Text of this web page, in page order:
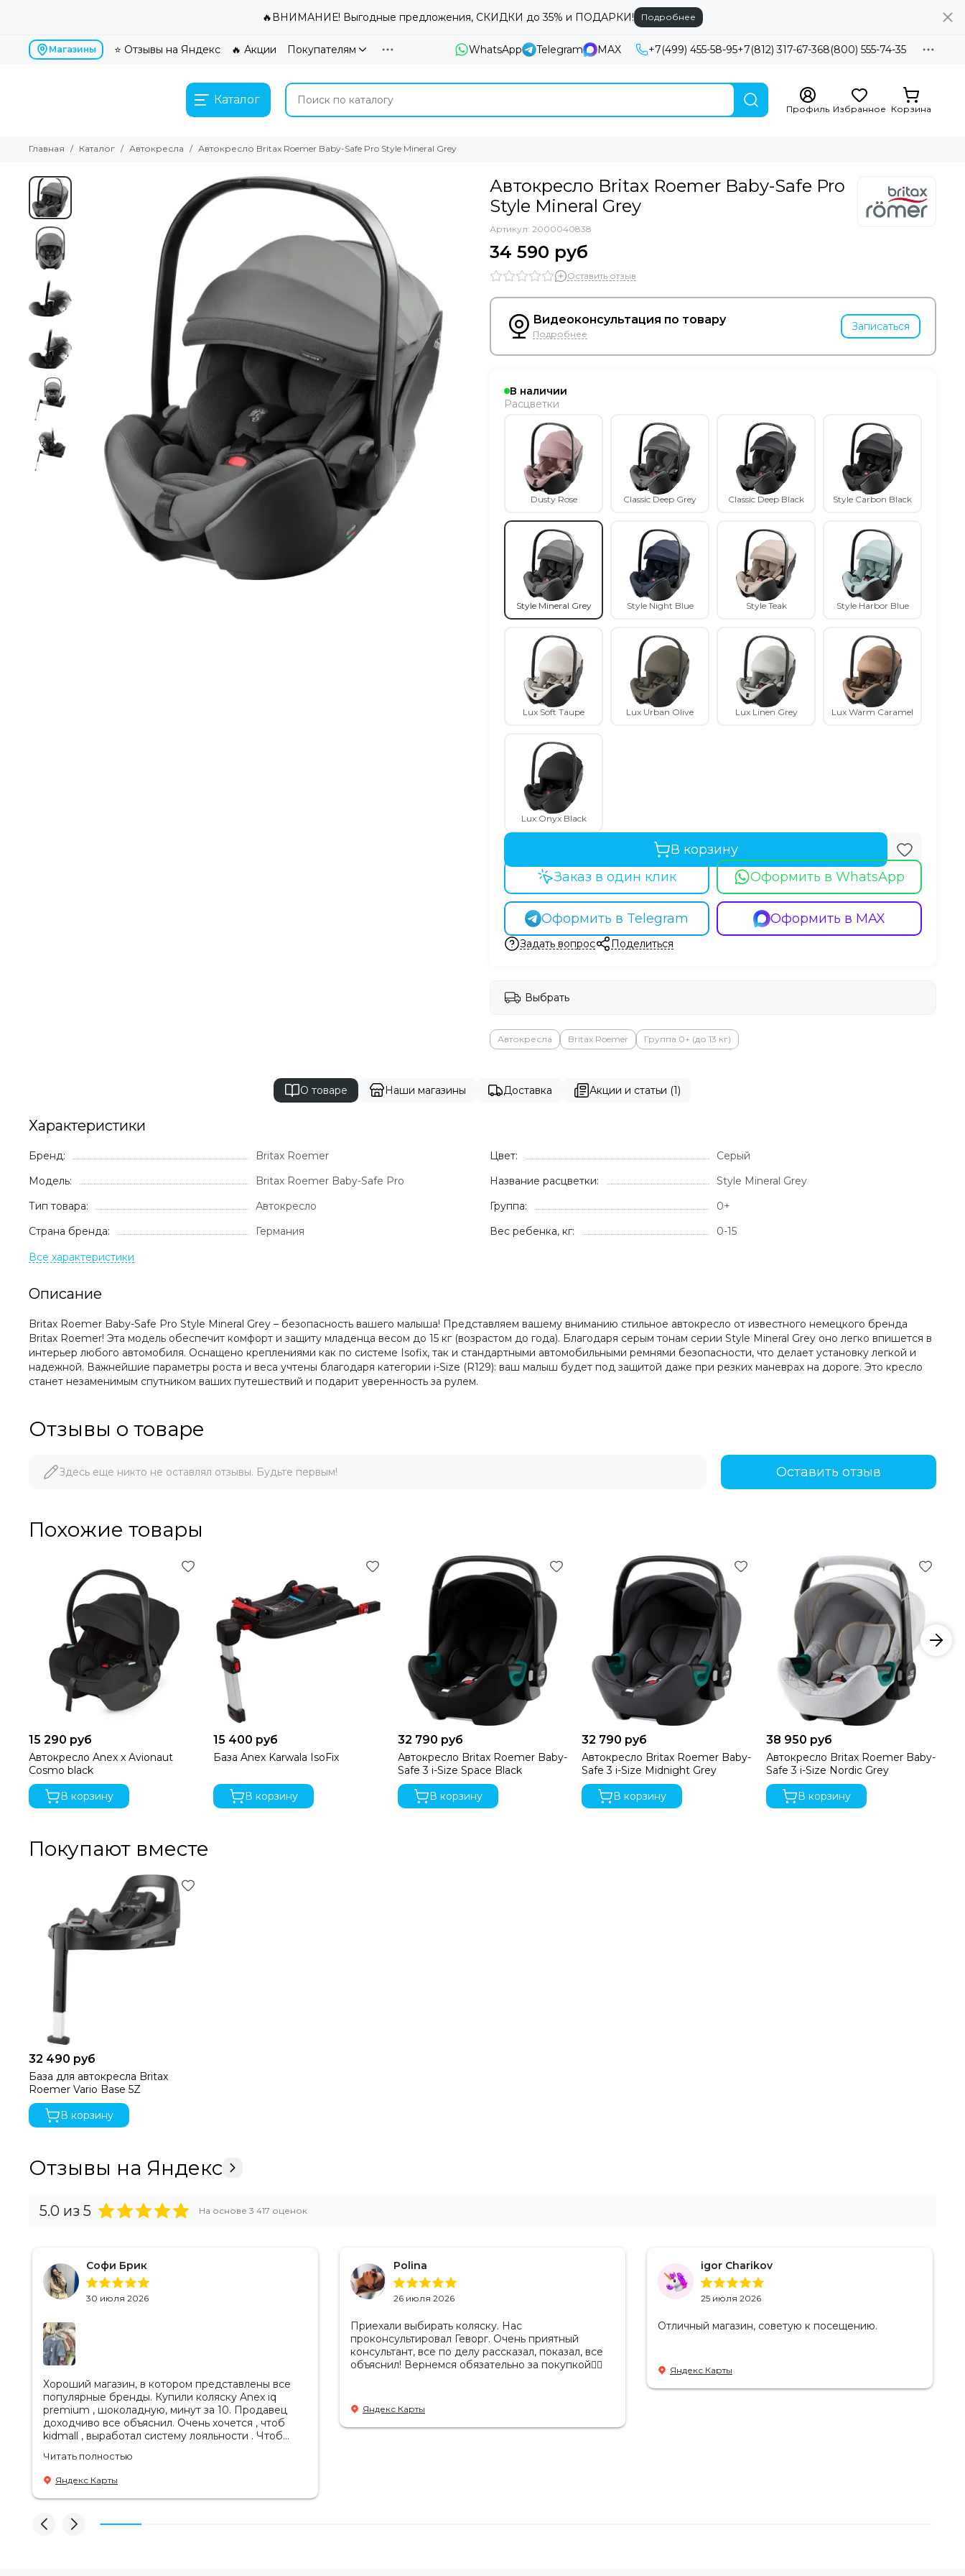
🔥ВНИМАНИЕ! Выгодные предложения, СКИДКИ до 35% и ПОДАРКИ! Подробнее
Магазины ⭐ Отзывы на Яндекс 🔥 Акции Покупателям WhatsApp Telegram MAX +7(499) 455-58-95+7(812) 317-67-368(800) 555-74-35
Каталог
Профиль Избранное Корзина
Главная Каталог Автокресла Автокресло Britax Roemer Baby-Safe Pro Style Mineral Grey
Автокресло Britax Roemer Baby-Safe Pro
Style Mineral Grey
Артикул: 2000040838
34 590 руб
Оставить отзыв
Видеоконсультация по товару
Подробнее
Записаться
В наличии
Расцветки
Dusty Rose Classic Deep Grey Classic Deep Black Style Carbon Black
Style Mineral Grey Style Night Blue Style Teak Style Harbor Blue
Lux Soft Taupe Lux Urban Olive Lux Linen Grey Lux Warm Caramel
Lux Onyx Black
В корзину
Оформить в WhatsApp
Оформить в Telegram Оформить в MAX
Заказ в один клик
Задать вопрос Поделиться
Выбрать
Автокресла Britax Roemer Группа 0+ (до 13 кг)
О товаре Наши магазины Доставка Акции и статьи (1)
Характеристики
Бренд:
Britax Roemer
Модель:
Britax Roemer Baby-Safe Pro
Тип товара:
Автокресло
Страна бренда:
Германия
Цвет:
Серый
Название расцветки:
Style Mineral Grey
Группа:
0+
Вес ребенка, кг:
0-15
Описание
Britax Roemer Baby-Safe Pro Style Mineral Grey – безопасность вашего малыша! Представляем вашему вниманию стильное автокресло от известного немецкого бренда
Britax Roemer! Эта модель обеспечит комфорт и защиту младенца весом до 15 кг (возрастом до года). Благодаря серым тонам серии Style Mineral Grey оно легко впишется в
интерьер любого автомобиля. Оснащено креплениями как по системе Isofix, так и стандартными автомобильными ремнями безопасности, что делает установку легкой и
надежной. Важнейшие параметры роста и веса учтены благодаря категории i-Size (R129): ваш малыш будет под защитой даже при резких маневрах на дороге. Это кресло
станет незаменимым спутником ваших путешествий и подарит уверенность за рулем.
Отзывы о товаре
Здесь еще никто не оставлял отзывы. Будьте первым! Оставить отзыв
Похожие товары
15 290 руб
Автокресло Anex x Avionaut
Cosmo black
В корзину
15 400 руб
База Anex Karwala IsoFix
В корзину
32 790 руб
Автокресло Britax Roemer Baby-
Safe 3 i-Size Space Black
В корзину
32 790 руб
Автокресло Britax Roemer Baby-
Safe 3 i-Size Midnight Grey
В корзину
38 950 руб
Автокресло Britax Roemer Baby-
Safe 3 i-Size Nordic Grey
В корзину
Покупают вместе
32 490 руб
База для автокресла Britax
Roemer Vario Base 5Z
В корзину
Отзывы на Яндекс
5.0 из 5 На основе 3 417 оценок
Софи Брик
30 июля 2026
Хороший магазин, в котором представлены все
популярные бренды. Купили коляску Anex iq
premium , шоколадную, минут за 10. Продавец
доходчиво все объяснил. Очень хочется , чтоб
kidmall , выработал систему лояльности . Чтоб
Читать полностью
Яндекс Карты
Polina
26 июля 2026
Приехали выбирать коляску. Нас
проконсультировал Геворг. Очень приятный
консультант, все по делу рассказал, показал, все
объяснил! Вернемся обязательно за покупкой👌🏻
Яндекс Карты
igor Charikov
25 июля 2026
Отличный магазин, советую к посещению.
Яндекс Карты